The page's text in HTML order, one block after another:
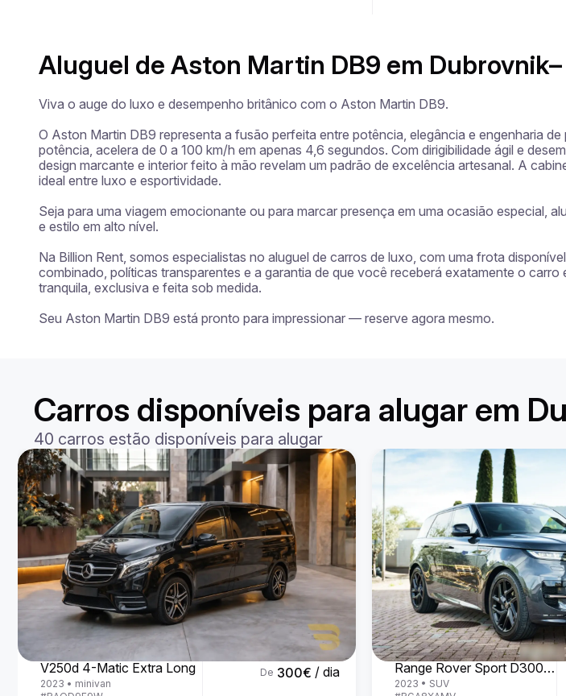
Aluguel de Aston Martin DB9 em
Viva o auge do luxo e desempenho britânico com o Aston Martin DB9.
O Aston Martin DB9 representa a fusão perfeita entre potência, elegância e engenharia
potência, acelera de 0 a 100 km/h em apenas 4,6 segundos. Com dirigibilidade ágil e
design marcante e interior feito à mão revelam um padrão de excelência artesanal. A
ideal entre luxo e esportividade.
Seja para uma viagem emocionante ou para marcar presença em uma ocasião especial,
e estilo em alto nível.
Na Billion Rent, somos especialistas no aluguel de carros de luxo, com uma frota
combinado, políticas transparentes e a garantia de que você receberá exatamente o
tranquila, exclusiva e feita sob medida.
Seu Aston Martin DB9 está pronto para impressionar — reserve agora mesmo.
Carros disponíveis para alugar em
40 carros estão disponíveis para alugar
Mercedes Benz
V250d 4-Matic Extra Long
2023 • minivan
De 300€ / dia
Land Rover
Range Rover Sport D300 R-Dynamic SE
2023 • SUV